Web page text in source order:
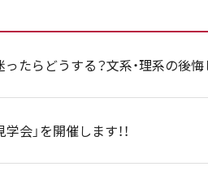
たらどうする？文系・理系の後悔
会」を開催します！！